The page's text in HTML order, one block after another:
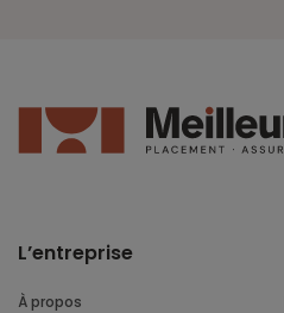
L’entreprise
À propos